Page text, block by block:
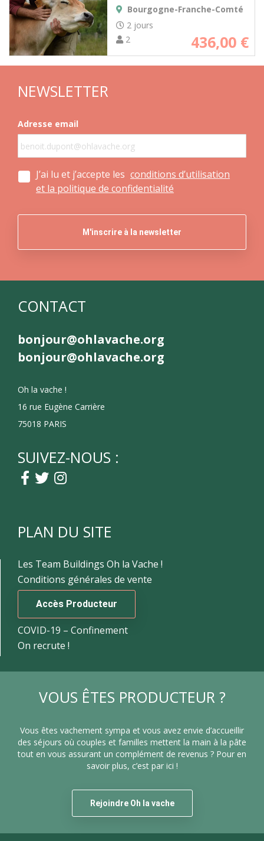
Bourgogne-Franche-Comté
2 jours
2
436,00 €
NEWSLETTER
Adresse email
J’ai lu et j’accepte les conditions d’utilisation
et la politique de confidentialité
CONTACT
bonjour@ohlavache.org
bonjour@ohlavache.org
Oh la vache !
16 rue Eugène Carrière
75018 PARIS
SUIVEZ-NOUS :
PLAN DU SITE
Les Team Buildings Oh la Vache !
Conditions générales de vente
Accès Producteur
COVID-19 – Confinement
On recrute !
VOUS ÊTES PRODUCTEUR ?
Vous êtes vachement sympa et vous avez envie d’accueillir
des séjours où couples et familles mettent la main à la pâte
tout en vous assurant un complément de revenus ? Pour en
savoir plus, c’est par ici !
Rejoindre Oh la vache